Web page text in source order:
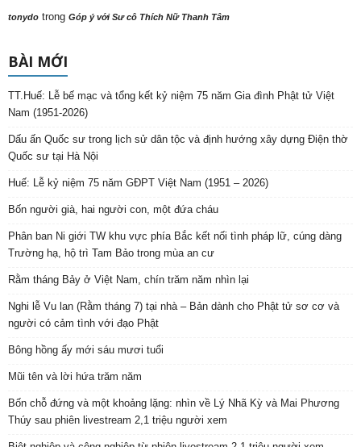
tonydo trong Góp ý với Sư cô Thích Nữ Thanh Tâm
BÀI MỚI
TT.Huế: Lễ bế mạc và tổng kết kỷ niệm 75 năm Gia đình Phật tử Việt
Nam (1951-2026)
Dấu ấn Quốc sư trong lịch sử dân tộc và định hướng xây dựng Điện thờ
Quốc sư tại Hà Nội
Huế: Lễ kỷ niệm 75 năm GĐPT Việt Nam (1951 – 2026)
Bốn người già, hai người con, một đứa cháu
Phân ban Ni giới TW khu vực phía Bắc kết nối tình pháp lữ, cúng dàng
Trường hạ, hộ trì Tam Bảo trong mùa an cư
Rằm tháng Bảy ở Việt Nam, chín trăm năm nhìn lại
Nghi lễ Vu lan (Rằm tháng 7) tại nhà – Bản dành cho Phật tử sơ cơ và
người có cảm tình với đạo Phật
Bông hồng ấy mới sáu mươi tuổi
Mũi tên và lời hứa trăm năm
Bốn chỗ đứng và một khoảng lặng: nhìn về Lý Nhã Kỳ và Mai Phương
Thúy sau phiên livestream 2,1 triệu người xem